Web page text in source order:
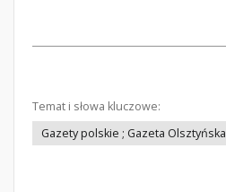
Temat i słowa kluczowe:
Gazety polskie ; Gazeta Olsztyńska